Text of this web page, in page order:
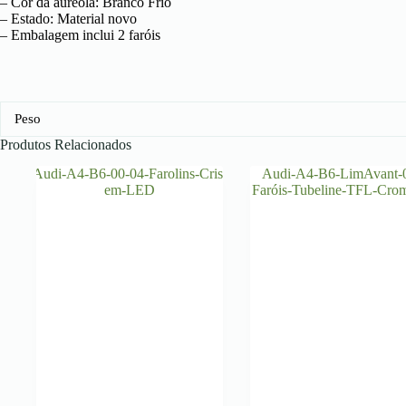
– Estado: Material novo
– Embalagem inclui 2 faróis
Peso
Produtos Relacionados